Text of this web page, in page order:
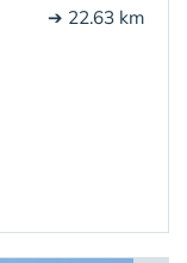
➔ 22.63 km